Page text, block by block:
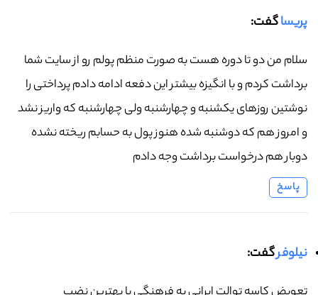
پریساگفت:
سلام من دو تا دوره هست به صورت منظم پولم رو از سایت شما
برداشت کردم و با انگیزه بیشتر این دفعه ادامه دادم پرداختی را
نوشتین روزهای یکشنبه و چهارشنبه ولی چهارشنبه که واریز نشد
و امروز هم که دوشنبه شده هنوز پول به حسابم ریخته نشده
دوبار هم درخواست برداشت وجه دادم
پاسخ
نیلوفرگفت: